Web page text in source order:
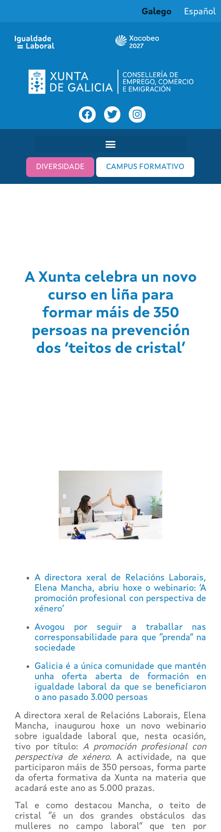
Galego Español
DIVERSIDADE CAMPUS FORMATIVO
A Xunta celebra un novo
curso en liña para
formar máis de 350
persoas na prevención
dos ‘teitos de cristal’
A directora xeral de Relacións Laborais,
Elena Mancha, abriu hoxe o webinario: ‘A
promoción profesional con perspectiva de
xénero’
Avogou por seguir a traballar nas
corresponsabilidade para que “prenda” na
sociedade
Galicia é a única comunidade que mantén
unha oferta aberta de formación en
igualdade laboral da que se beneficiaron
o ano pasado 3.000 persoas
A directora xeral de Relacións Laborais, Elena
Mancha, inaugurou hoxe un novo webinario
sobre igualdade laboral que, nesta ocasión,
tivo por título: A promoción profesional con
perspectiva de xénero. A actividade, na que
participaron máis de 350 persoas, forma parte
da oferta formativa da Xunta na materia que
acadará este ano as 5.000 prazas.
Tal e como destacou Mancha, o teito de
cristal “é un dos grandes obstáculos das
mulleres no campo laboral” que ten por